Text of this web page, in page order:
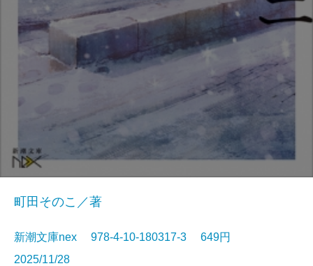
町田そのこ／著
新潮文庫nex 978-4-10-180317-3 649円
2025/11/28